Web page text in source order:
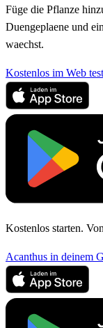
Füge die Pflanze
Duengeplaene und
waechst.
Kostenlos im Web
Kostenlos starten.
Acanthus in deinem